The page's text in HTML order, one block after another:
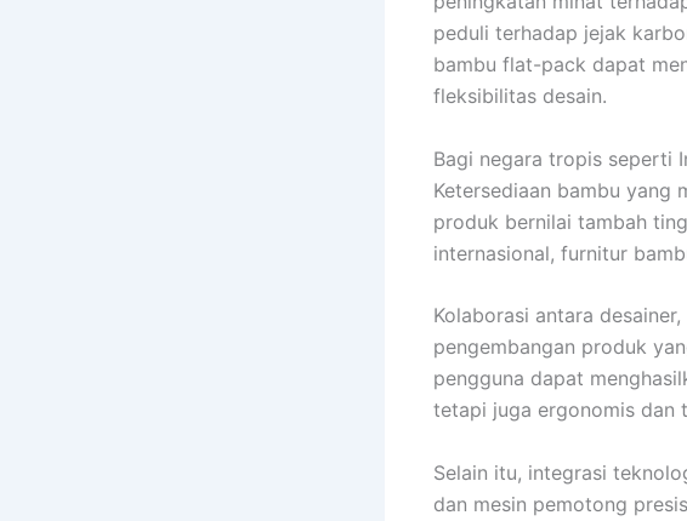
peduli terhadap jejak
bambu flat-pack dapat
fleksibilitas desain.
Bagi negara tropis seperti
Ketersediaan bambu yang
produk bernilai tambah
internasional, furnitur
Kolaborasi antara
pengembangan produk
pengguna dapat
tetapi juga ergonomis dan
Selain itu, integrasi
dan mesin pemotong